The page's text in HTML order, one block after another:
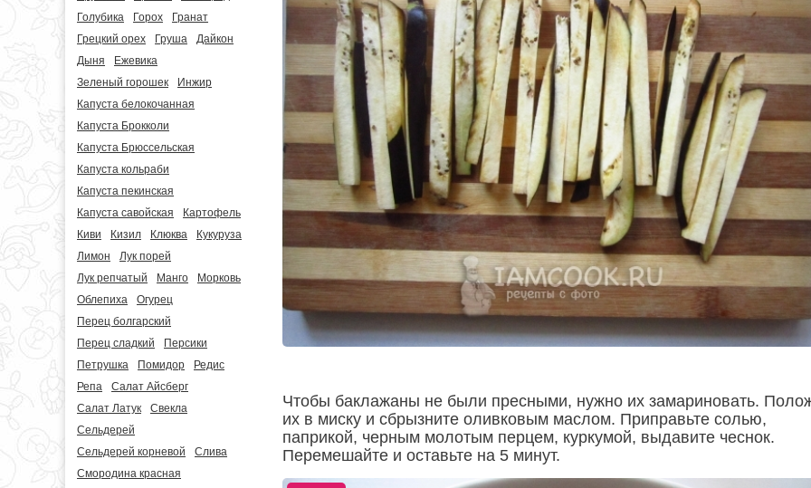
Голубика
Горох
Гранат
Грецкий орех
Груша
Дайкон
Дыня
Ежевика
Зеленый горошек
Инжир
Капуста белокочанная
Капуста Брокколи
Капуста Брюссельская
Капуста кольраби
Капуста пекинская
Капуста савойская
Картофель
Киви
Кизил Клюква
Кукуруза
Лимон
Лук порей
Лук репчатый
Манго
Морковь
Облепиха
Огурец
Перец болгарский
Перец сладкий
Персики
Петрушка
Помидор
Редис
Репа
Салат Айсберг
Салат Латук
Свекла
Сельдерей
Сельдерей корневой
Слива
Смородина красная
Чтобы баклажаны не были пресными, нужно их замариновать.
их в миску и сбрызните оливковым маслом. Приправьте солью,
паприкой, черным молотым перцем, куркумой, выдавите чеснок.
Перемешайте и оставьте на 5 минут.